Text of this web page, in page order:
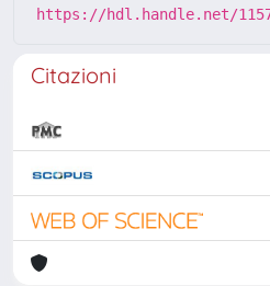
https://hdl.handle.net/
Citazioni